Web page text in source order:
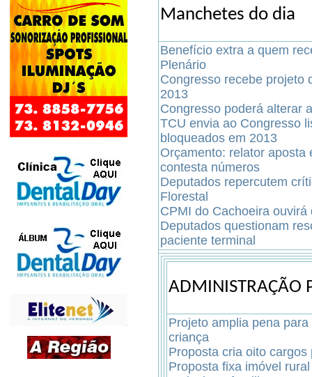
Manchetes do dia
Benefício extra a quem
Plenário
Congresso recebe projeto
2013
Congresso poderá alterar
TCU envia ao Congresso
bloqueados em 2013
Orçamento: relator aposta
contesta números
Deputados repercutem
Florestal
CPMI do Cachoeira
Deputados questionam
paciente terminal
ADMINISTRAÇÃO
Projeto amplia pena
criança
Proposta cria oito
Proposta fixa imóvel